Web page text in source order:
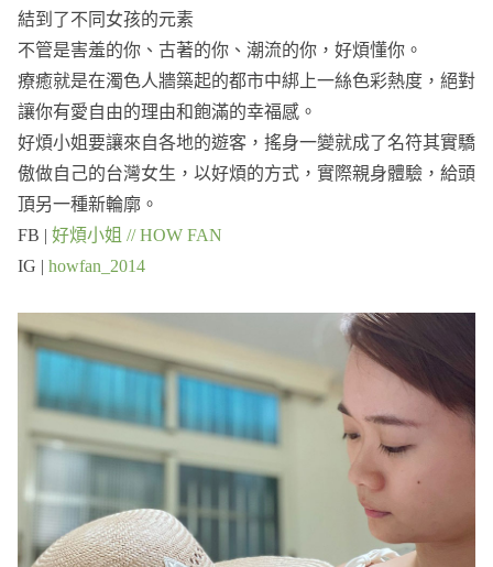
結到了不同女孩的元素
不管是害羞的你、古著的你、潮流的你，好煩懂你。
療癒就是在濁⾊人牆築起的都市中綁上一絲色彩熱度，絕對
讓你有愛⾃由的理由和飽滿的幸福感。
好煩⼩姐要讓來自各地的遊客，搖⾝一變就成了名符其實驕
傲做⾃己的台灣⼥生，以好煩的⽅式，實際親⾝體驗，給頭
頂另一種新輪廓。
FB | 好煩小姐 // HOW FAN
IG | howfan_2014